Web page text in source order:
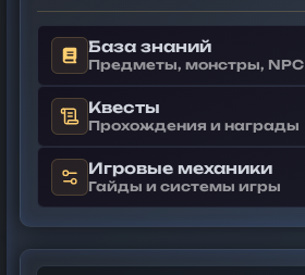
База знаний
Предметы, монстры, NPC
Квесты
Прохождения и награды
Игровые механики
Гайды и системы игры